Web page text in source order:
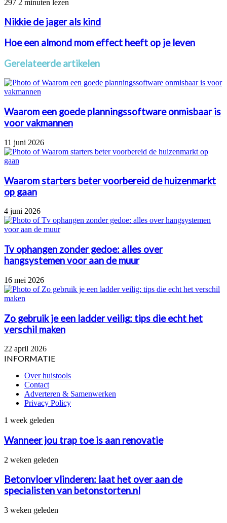
297 2 minuten lezen
Nikkie de jager als kind
Hoe een almond mom effect heeft op je leven
Gerelateerde artikelen
Waarom een goede planningssoftware onmisbaar is
voor vakmannen
11 juni 2026
Waarom starters beter voorbereid de huizenmarkt
op gaan
4 juni 2026
Tv ophangen zonder gedoe: alles over
hangsystemen voor aan de muur
16 mei 2026
Zo gebruik je een ladder veilig: tips die echt het
verschil maken
22 april 2026
INFORMATIE
Over huistools
Contact
Adverteren & Samenwerken
Privacy Policy
Wanneer
trap
toe
is
aan
renovatie
1 week geleden
Wanneer jou trap toe is aan renovatie
Betonvloer
laat
het
over
de
2 weken geleden
Betonvloer vlinderen: laat het over aan de
specialisten van betonstorten.nl
Zelf
3 weken geleden